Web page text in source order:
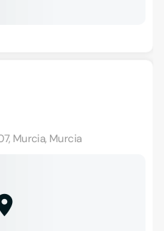
Murcia, Murcia